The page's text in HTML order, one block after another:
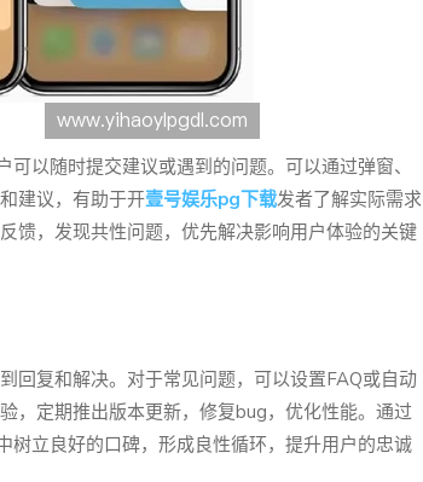
以随时提交建议或遇到的问题。可以通过弹窗、
建议，有助于开壹号娱乐pg下载发者了解实际需求
馈，发现共性问题，优先解决影响用户体验的关键
回复和解决。对于常见问题，可以设置FAQ或自动
，定期推出版本更新，修复bug，优化性能。通过
立良好的口碑，形成良性循环，提升用户的忠诚